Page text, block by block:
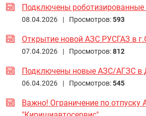
Подключены роботизированные
08.04.2026 | Просмотров:593
Открытие новой АЗС РУСГАЗ в
07.04.2026 | Просмотров:812
Подключены новые АЗС/АГЗС в
06.04.2026 | Просмотров:545
Важно! Ограничение по